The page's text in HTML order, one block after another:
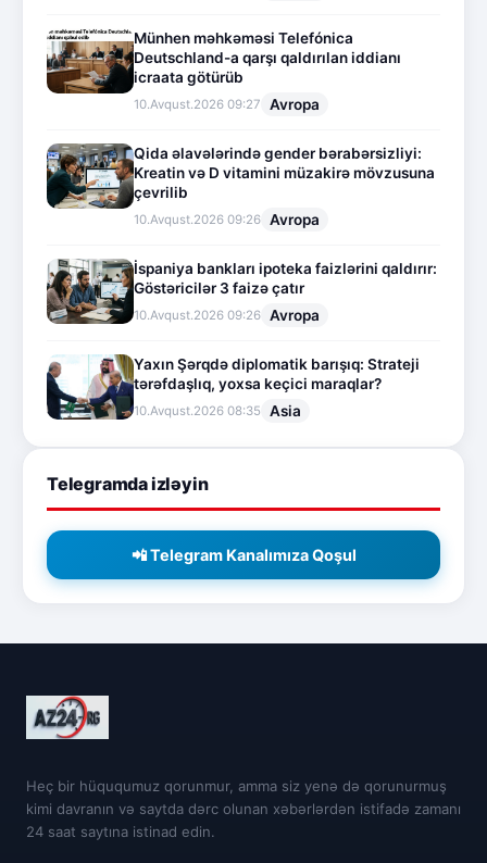
Münhen məhkəməsi Telefónica
Deutschland-a qarşı qaldırılan iddianı
icraata götürüb
10.Avqust.2026 09:27 Avropa
Qida əlavələrində gender bərabərsizliyi:
Kreatin və D vitamini müzakirə mövzusuna
çevrilib
10.Avqust.2026 09:26 Avropa
İspaniya bankları ipoteka faizlərini qaldırır:
Göstəricilər 3 faizə çatır
10.Avqust.2026 09:26 Avropa
Yaxın Şərqdə diplomatik barışıq: Strateji
tərəfdaşlıq, yoxsa keçici maraqlar?
10.Avqust.2026 08:35 Asia
Telegramda izləyin
📲 Telegram Kanalımıza Qoşul
Heç bir hüququmuz qorunmur, amma siz yenə də qorunurmuş
kimi davranın və saytda dərc olunan xəbərlərdən istifadə zamanı
24 saat saytına istinad edin.